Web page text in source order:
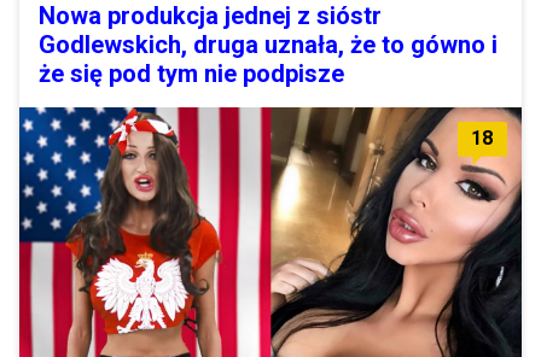
Nowa produkcja jednej z sióstr
Godlewskich, druga uznała, że to gówno i
że się pod tym nie podpisze
18